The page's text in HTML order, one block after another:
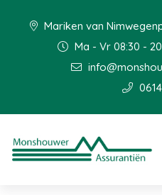
Mariken van
Ma - Vr 08:30 -